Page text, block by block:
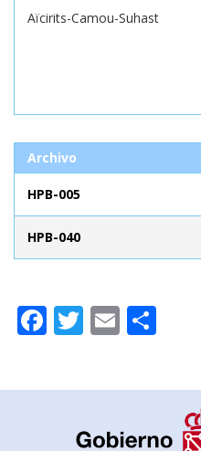
Aïcirits-Camou-Suhast
Archivo
HPB-005
HPB-040
Facebook
Twitter
Email